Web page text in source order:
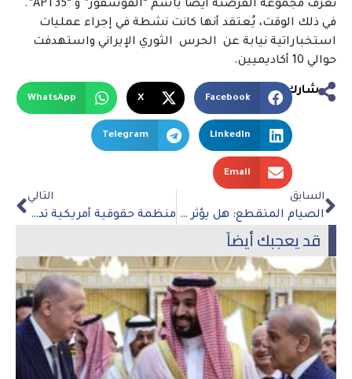
تُعرف مجموعة القرصنة أيضًا باسم “الفوسفور” و “APT35”.
في ذلك الوقت، يُعتقد أنها كانت نشطة في إجراء عمليات
استخباراتية نيابة عن الحرس الثوري الإيراني واستهدفت
حوالي 10 أكاديميين.
شارك
Facebook
X
WhatsApp
LinkedIn
Telegram
Email
السابق
الصيام المتقطع: هل يؤثر وقت تناول الطعام حقًا على إنقاص وزنك؟
التالي
منظمة حقوقية أمريكية تدعو بايدن لتعليق استخدام قائمة المراقبة “الإرهابية”
قد يعجبك أيضاً